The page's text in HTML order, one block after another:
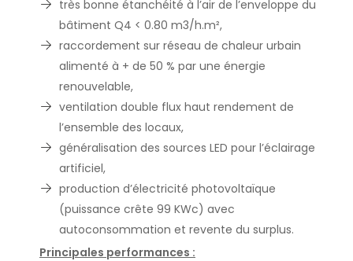
très bonne étanchéité à l’air de l’enveloppe du
bâtiment Q4 < 0.80 m3/h.m²,
raccordement sur réseau de chaleur urbain
alimenté à + de 50 % par une énergie
renouvelable,
ventilation double flux haut rendement de
l’ensemble des locaux,
généralisation des sources LED pour l’éclairage
artificiel,
production d’électricité photovoltaïque
(puissance crête 99 KWc) avec
autoconsommation et revente du surplus.
Principales performances :